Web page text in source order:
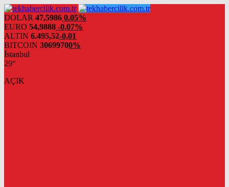
DOLAR 47,5986 0.05%
EURO 54,9888 -0.07%
ALTIN 6.495,52-0,01
BITCOIN 30699700%
İstanbul
29°
AÇIK